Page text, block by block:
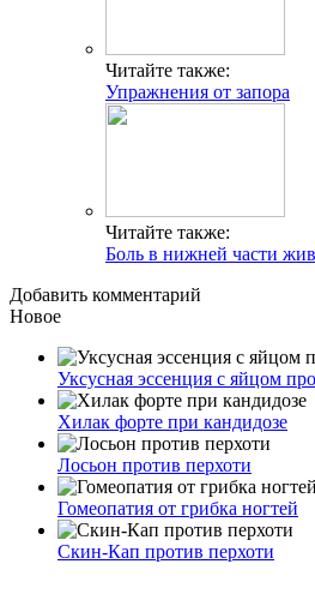
Читайте также:
Упражнения от запора
Читайте также:
Боль в нижней части
Добавить комментарий
Новое
Уксусная эссенция с яйцом
Хилак форте при кандидозе
Лосьон против перхоти
Гомеопатия от грибка ногтей
Скин-Кап против перхоти